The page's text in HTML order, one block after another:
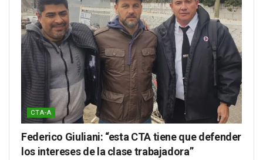
CTA-A
Federico Giuliani: “esta CTA tiene que defender
los intereses de la clase trabajadora”